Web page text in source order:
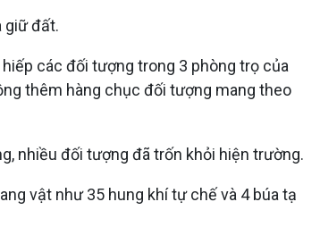
giữ đất.
các đối tượng trong 3 phòng trọ của
thêm hàng chục đối tượng mang theo
nhiều đối tượng đã trốn khỏi hiện trường.
vật như 35 hung khí tự chế và 4 búa tạ